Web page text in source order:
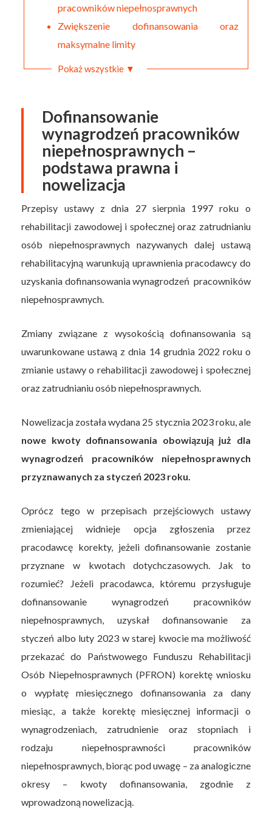
pracowników niepełnosprawnych
Zwiększenie dofinansowania oraz
maksymalne limity
Pokaż wszystkie ▼
Dofinansowanie
wynagrodzeń pracowników
niepełnosprawnych –
podstawa prawna i
nowelizacja
Przepisy ustawy z dnia 27 sierpnia 1997 roku o
rehabilitacji zawodowej i społecznej oraz zatrudnianiu
osób niepełnosprawnych nazywanych dalej ustawą
rehabilitacyjną warunkują uprawnienia pracodawcy do
uzyskania dofinansowania wynagrodzeń pracowników
niepełnosprawnych.
Zmiany związane z wysokością dofinansowania są
uwarunkowane ustawą z dnia 14 grudnia 2022 roku o
zmianie ustawy o rehabilitacji zawodowej i społecznej
oraz zatrudnianiu osób niepełnosprawnych.
Nowelizacja została wydana 25 stycznia 2023 roku, ale
nowe kwoty dofinansowania obowiązują już dla
wynagrodzeń pracowników niepełnosprawnych
przyznawanych za styczeń 2023 roku.
Oprócz tego w przepisach przejściowych ustawy
zmieniającej widnieje opcja zgłoszenia przez
pracodawcę korekty, jeżeli dofinansowanie zostanie
przyznane w kwotach dotychczasowych. Jak to
rozumieć? Jeżeli pracodawca, któremu przysługuje
dofinansowanie wynagrodzeń pracowników
niepełnosprawnych, uzyskał dofinansowanie za
styczeń albo luty 2023 w starej kwocie ma możliwość
przekazać do Państwowego Funduszu Rehabilitacji
Osób Niepełnosprawnych (PFRON) korektę wniosku
o wypłatę miesięcznego dofinansowania za dany
miesiąc, a także korektę miesięcznej informacji o
wynagrodzeniach, zatrudnienie oraz stopniach i
rodzaju niepełnosprawności pracowników
niepełnosprawnych, biorąc pod uwagę – za analogiczne
okresy – kwoty dofinansowania, zgodnie z
wprowadzoną nowelizacją.